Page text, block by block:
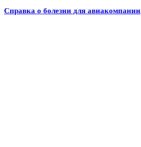
Справка о болезни для авиакомпании